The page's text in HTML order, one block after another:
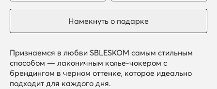
Признаемся в любви SBLESKOM самым стильным
способом — лаконичным колье-чокером с
брендингом в черном оттенке, которое идеально
подходит для каждого дня.